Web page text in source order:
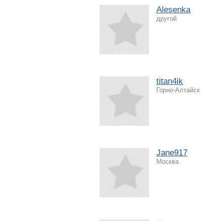
Alesenka
другой
titan4ik
Горно-Алтайск
Jane917
Москва